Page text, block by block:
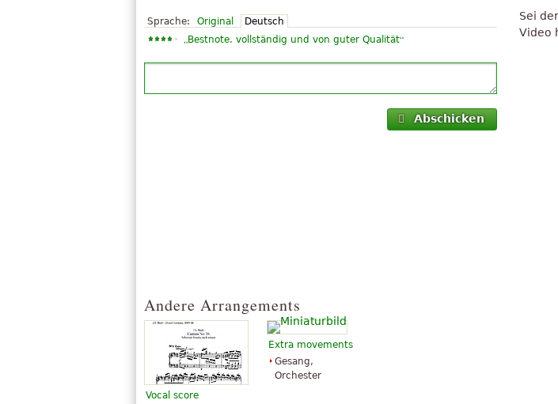
Sei
Video
Sprache: Original Deutsch
„Bestnote. vollständig und von guter Qualität“
Abschicken
Andere Arrangements
Vocal score
Extra movements
Gesang,
Orchester